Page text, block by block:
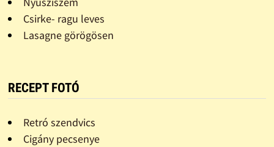
Csirke- ragu leves
Lasagne görögösen
RECEPT FOTÓ
Retró szendvics
Cigány pecsenye